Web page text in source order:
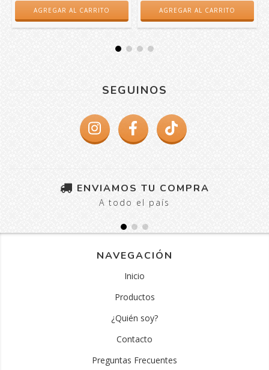
SEGUINOS
ENVIAMOS TU COMPRA
A todo el país
NAVEGACIÓN
Inicio
Productos
¿Quién soy?
Contacto
Preguntas Frecuentes